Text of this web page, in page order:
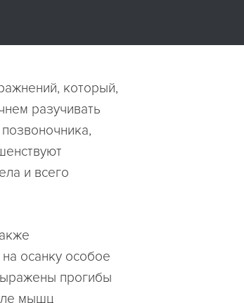
который,
разучивать
и всего
осанку особое
прогибы
мышц